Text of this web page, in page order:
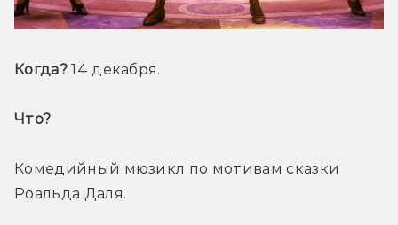
Когда? 14 декабря.
Что?
Комедийный мюзикл по мотивам сказки
Роальда Даля.